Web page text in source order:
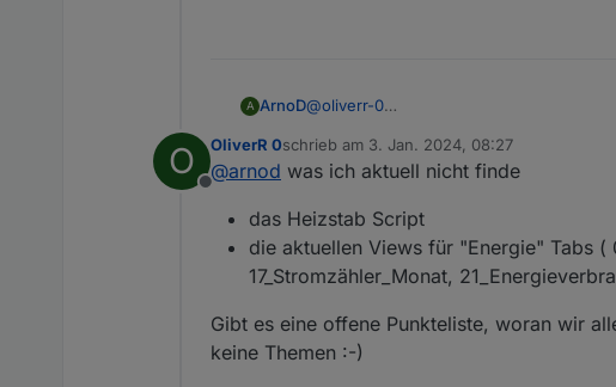
A ArnoD@oliverr-0
Es sollte eigentlich alles auf GitHub zu
O
Offline
OliverR 0schrieb am 3. Jan. 2024, 08:27
zuletzt editiert von
@arnod was ich aktuell nicht finde
das Heizstab Script
die aktuellen Views für "Energie" Tabs (
17_Stromzähler_Monat,
Gibt es eine offene Punkteliste, woran wir
keine Themen :-)